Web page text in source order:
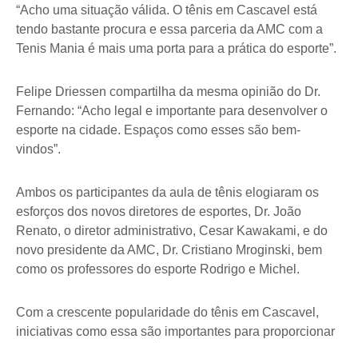
“Acho uma situação válida. O tênis em Cascavel está
tendo bastante procura e essa parceria da AMC com a
Tenis Mania é mais uma porta para a prática do esporte”.
Felipe Driessen compartilha da mesma opinião do Dr.
Fernando: “Acho legal e importante para desenvolver o
esporte na cidade. Espaços como esses são bem-
vindos”.
Ambos os participantes da aula de tênis elogiaram os
esforços dos novos diretores de esportes, Dr. João
Renato, o diretor administrativo, Cesar Kawakami, e do
novo presidente da AMC, Dr. Cristiano Mroginski, bem
como os professores do esporte Rodrigo e Michel.
Com a crescente popularidade do tênis em Cascavel,
iniciativas como essa são importantes para proporcionar